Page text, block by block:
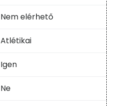
Nem elérhető
Atlétikai
Igen
Ne